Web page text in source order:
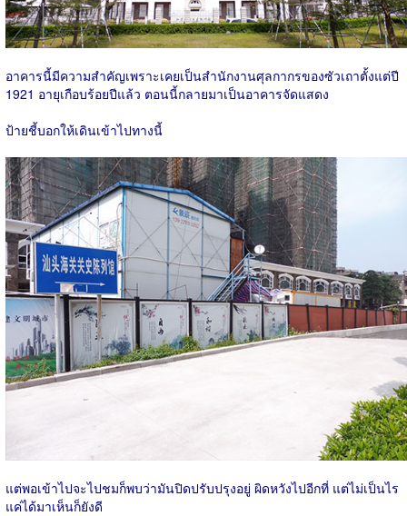
อาคารนี้มีความสำคัญเพราะเคยเป็นสำนักงานศุลกากรของซัวเถาตั้งแต่ปี
1921 อายุเกือบร้อยปีแล้ว ตอนนี้กลายมาเป็นอาคารจัดแสดง
ป้ายชี้บอกให้เดินเข้าไปทางนี้
แต่พอเข้าไปจะไปชมก็พบว่ามันปิดปรับปรุงอยู่ ผิดหวังไปอีกที่ แต่ไม่เป็นไร
แค่ได้มาเห็นก็ยังดี